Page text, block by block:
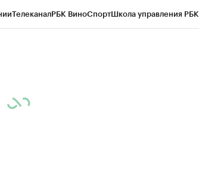
ТелеканалРБК ВиноСпортШкола управления РБК